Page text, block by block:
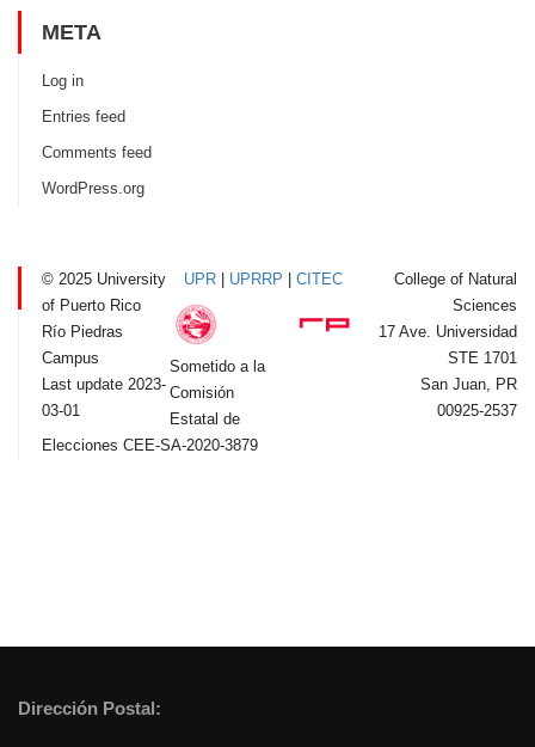
META
Log in
Entries feed
Comments feed
WordPress.org
© 2025 University
of Puerto Rico
Río Piedras
Campus
Last update 2023-
03-01
UPR| UPRRP CITEC
College of Natural
Sciences
17 Ave. Universidad
STE 1701
San Juan, PR
00925-2537
Sometido a la
Comisión
Estatal de
Elecciones CEE-SA-2020-3879
Dirección Postal: